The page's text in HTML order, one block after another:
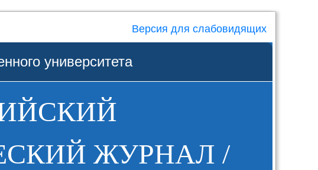
Версия для слабовидящих
университета
ЖУРНАЛ /